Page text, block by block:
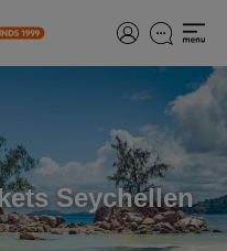
Seychellen